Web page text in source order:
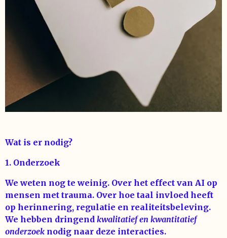
Wat is er nodig?
1. Onderzoek
We weten nog te weinig. Over het effect van AI op
mensen met trauma. Over hoe taal invloed heeft
op herinnering, regulatie en realiteitsbeleving.
We hebben dringend kwalitatief en kwantitatief
onderzoek nodig naar deze interacties.